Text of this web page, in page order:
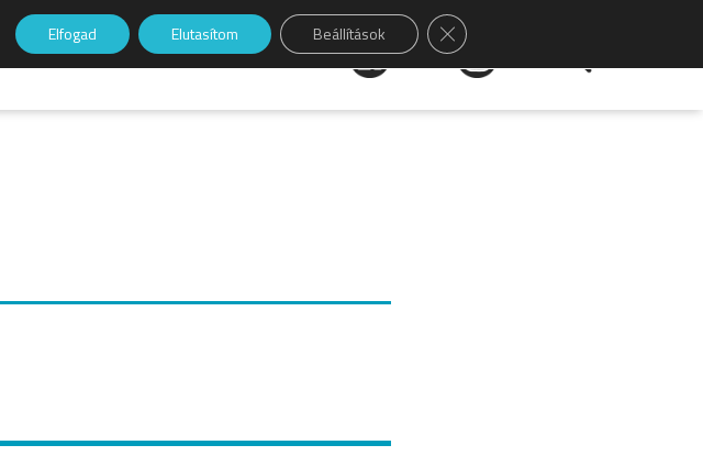
Elfogad Elutasítom Beállítások Close GDPR Cookie Banner